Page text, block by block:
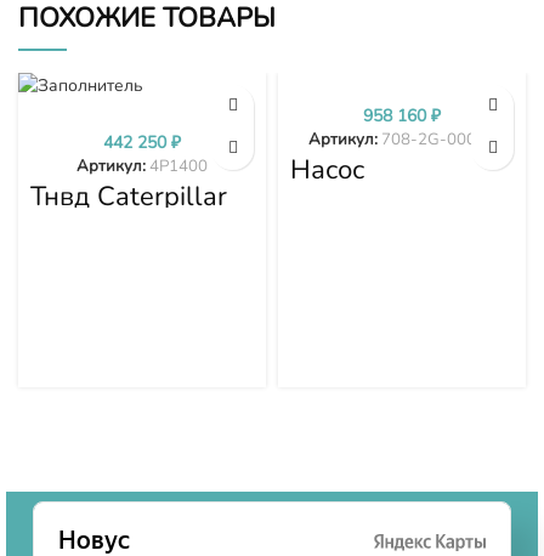
ПОХОЖИЕ ТОВАРЫ
Тнвд Caterpillar
4P1400
Артикул:4P1400
442 250₽
Насос
гидравлики
Артикул: 708-2G-00024
958 160₽